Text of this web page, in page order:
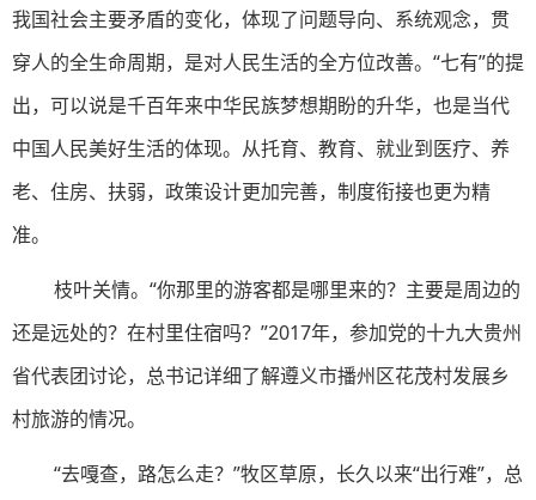
我国社会主要矛盾的变化，体现了问题导向、系统观念，贯
穿人的全生命周期，是对人民生活的全方位改善。“七有”的提
出，可以说是千百年来中华民族梦想期盼的升华，也是当代
中国人民美好生活的体现。从托育、教育、就业到医疗、养
老、住房、扶弱，政策设计更加完善，制度衔接也更为精
准。
枝叶关情。“你那里的游客都是哪里来的？主要是周边的
还是远处的？在村里住宿吗？”2017年，参加党的十九大贵州
省代表团讨论，总书记详细了解遵义市播州区花茂村发展乡
村旅游的情况。
“去嘎查，路怎么走？”牧区草原，长久以来“出行难”，总